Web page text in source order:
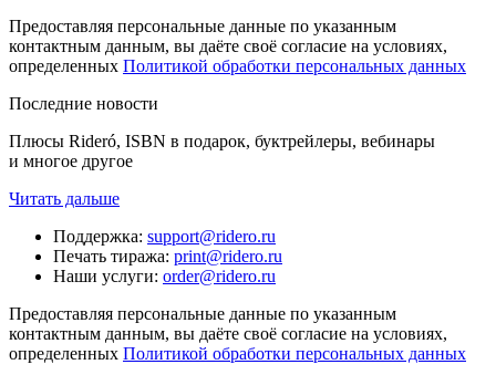
Предоставляя персональные данные по указанным
контактным данным, вы даёте своё согласие на условиях,
определенных Политикой обработки персональных данных
Последние новости
Плюсы Rideró, ISBN в подарок, буктрейлеры, вебинары
и многое другое
Читать дальше
Поддержка: support@ridero.ru
Печать тиража: print@ridero.ru
Наши услуги: order@ridero.ru
Предоставляя персональные данные по указанным
контактным данным, вы даёте своё согласие на условиях,
определенных Политикой обработки персональных данных